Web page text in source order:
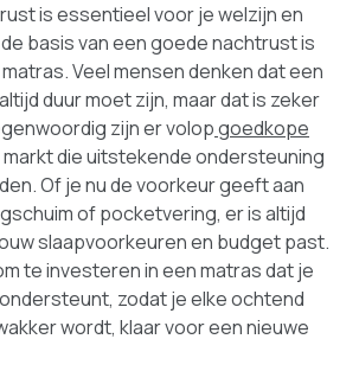
is essentieel voor je welzijn en
basis van een goede nachtrust is
Veel mensen denken dat een
duur moet zijn, maar dat is zeker
zijn er volopgoedkope
die uitstekende ondersteuning
Of je nu de voorkeur geeft aan
of pocketvering, er is altijd
slaapvoorkeuren en budget past.
te investeren in een matras dat je
zodat je elke ochtend
wordt, klaar voor een nieuwe